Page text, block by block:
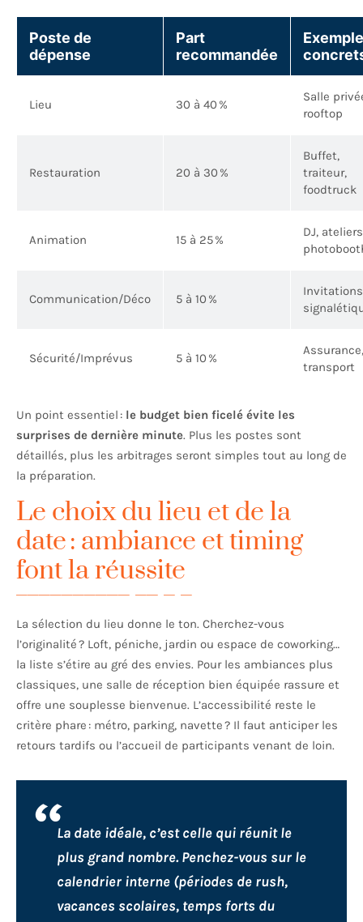
Poste de
dépense
Part
recommandée
Lieu 30 à 40 %
Salle
rooftop
Restauration 20 à 30 %
Buffet,
traiteur,
foodtruck
Animation 15 à 25 %
DJ,
Communication/Déco 5 à 10 %
Sécurité/Imprévus 5 à 10 %
Assurance,
transport
Un point essentiel : le budget bien ficelé évite les
surprises de dernière minute. Plus les postes sont
détaillés, plus les arbitrages seront simples tout au long de
la préparation.
Le choix du lieu et de la
date : ambiance et timing
font la réussite
La sélection du lieu donne le ton. Cherchez-vous
l’originalité ? Loft, péniche, jardin ou espace de coworking…
la liste s’étire au gré des envies. Pour les ambiances plus
classiques, une salle de réception bien équipée rassure et
offre une souplesse bienvenue. L’accessibilité reste le
critère phare : métro, parking, navette ? Il faut anticiper les
retours tardifs ou l’accueil de participants venant de loin.
La date idéale, c’est celle qui réunit le
plus grand nombre. Penchez-vous sur le
calendrier interne (périodes de rush,
vacances scolaires, temps forts du